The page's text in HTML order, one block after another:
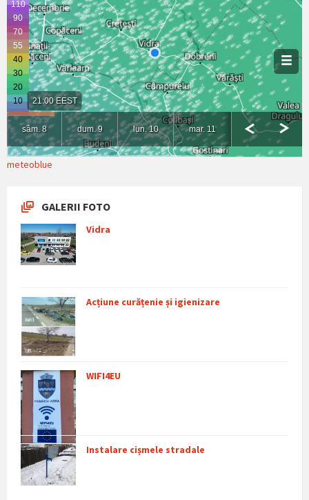
meteoblue
GALERII FOTO
Vidra
Acțiune curățenie și igienizare
WIFI4EU
Instalare cișmele stradale